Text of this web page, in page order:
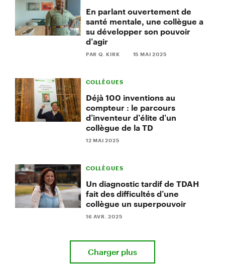
En parlant ouvertement de
santé mentale, une collègue a
su développer son pouvoir
d’agir
PAR Q. KIRK 15 MAI 2025
COLLÈGUES
Déjà 100 inventions au
compteur : le parcours
d’inventeur d’élite d’un
collègue de la TD
12 MAI 2025
COLLÈGUES
Un diagnostic tardif de TDAH
fait des difficultés d’une
collègue un superpouvoir
16 AVR. 2025
Charger plus